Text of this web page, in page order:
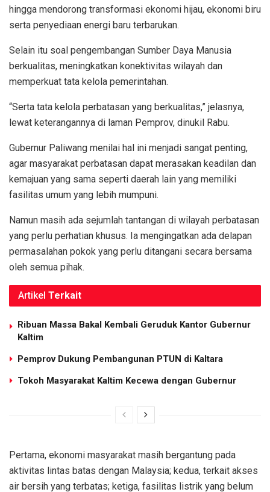
hingga mendorong transformasi ekonomi hijau, ekonomi biru
serta penyediaan energi baru terbarukan.
Selain itu soal pengembangan Sumber Daya Manusia
berkualitas, meningkatkan konektivitas wilayah dan
memperkuat tata kelola pemerintahan.
“Serta tata kelola perbatasan yang berkualitas,” jelasnya,
lewat keterangannya di laman Pemprov, dinukil Rabu.
Gubernur Paliwang menilai hal ini menjadi sangat penting,
agar masyarakat perbatasan dapat merasakan keadilan dan
kemajuan yang sama seperti daerah lain yang memiliki
fasilitas umum yang lebih mumpuni.
Namun masih ada sejumlah tantangan di wilayah perbatasan
yang perlu perhatian khusus. Ia mengingatkan ada delapan
permasalahan pokok yang perlu ditangani secara bersama
oleh semua pihak.
Artikel Terkait
Ribuan Massa Bakal Kembali Geruduk Kantor Gubernur
Kaltim
Pemprov Dukung Pembangunan PTUN di Kaltara
Tokoh Masyarakat Kaltim Kecewa dengan Gubernur
Pertama, ekonomi masyarakat masih bergantung pada
aktivitas lintas batas dengan Malaysia; kedua, terkait akses
air bersih yang terbatas; ketiga, fasilitas listrik yang belum